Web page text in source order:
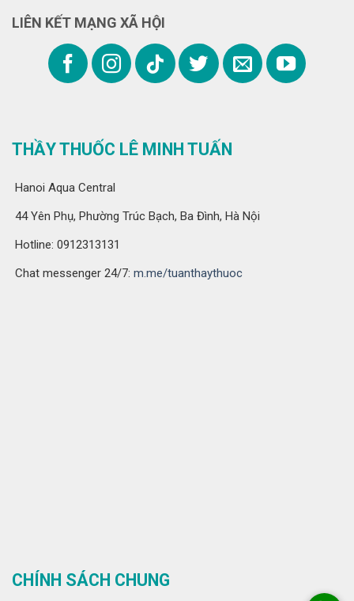
LIÊN KẾT MẠNG XÃ HỘI
THẦY THUỐC LÊ MINH TUẤN
Hanoi Aqua Central
44 Yên Phụ, Phường Trúc Bạch, Ba Đình, Hà Nội
Hotline: 0912313131
Chat messenger 24/7: m.me/tuanthaythuoc
CHÍNH SÁCH CHUNG